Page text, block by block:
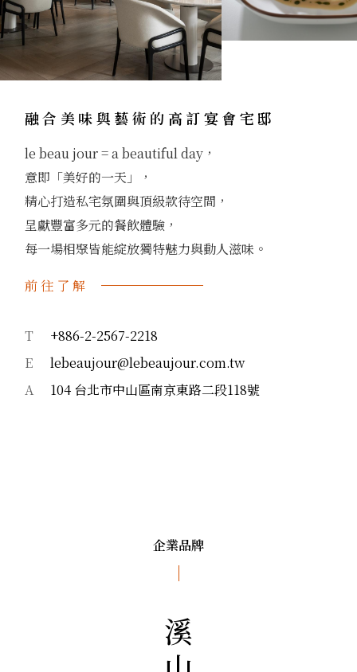
融合美味與藝術的高訂宴會宅邸
le beau jour = a beautiful day，
意即「美好的一天」，
精心打造私宅氛圍與頂級款待空間，
呈獻豐富多元的餐飲體驗，
每一場相聚皆能綻放獨特魅力與動人滋味。
前往了解
T
+886-2-2567-2218
E
lebeaujour@lebeaujour.com.tw
A
104 台北市中山區南京東路二段118號
企業品牌